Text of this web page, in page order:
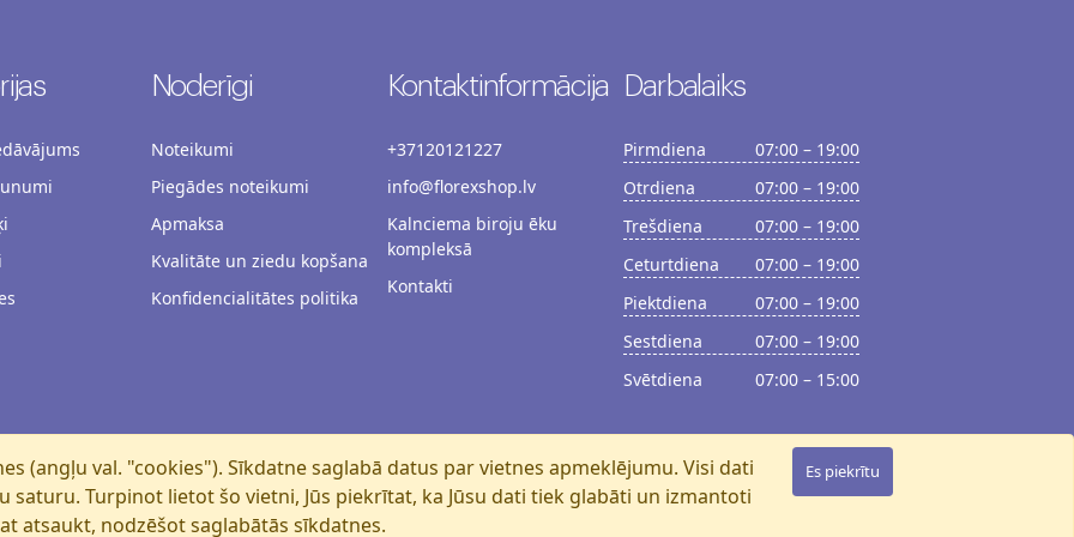
Noderīgi
Noteikumi
Piegādes noteikumi
Apmaksa
Kvalitāte un ziedu kopšana
Konfidencialitātes politika
Kontaktinformācija
+37120121227
info@florexshop.lv
Kalnciema biroju ēku
kompleksā
Kontakti
Darbalaiks
Pirmdiena
07:00 – 19:00
Otrdiena
07:00 – 19:00
Trešdiena
07:00 – 19:00
Ceturtdiena
07:00 – 19:00
Piektdiena
07:00 – 19:00
Sestdiena
07:00 – 19:00
Svētdiena
07:00 – 15:00
(angļu val. "cookies"). Sīkdatne saglabā datus par vietnes apmeklējumu. Visi dati
Turpinot lietot šo vietni, Jūs piekrītat, ka Jūsu dati tiek glabāti un izmantoti
atsaukt, nodzēšot saglabātās sīkdatnes.
Es piekrītu